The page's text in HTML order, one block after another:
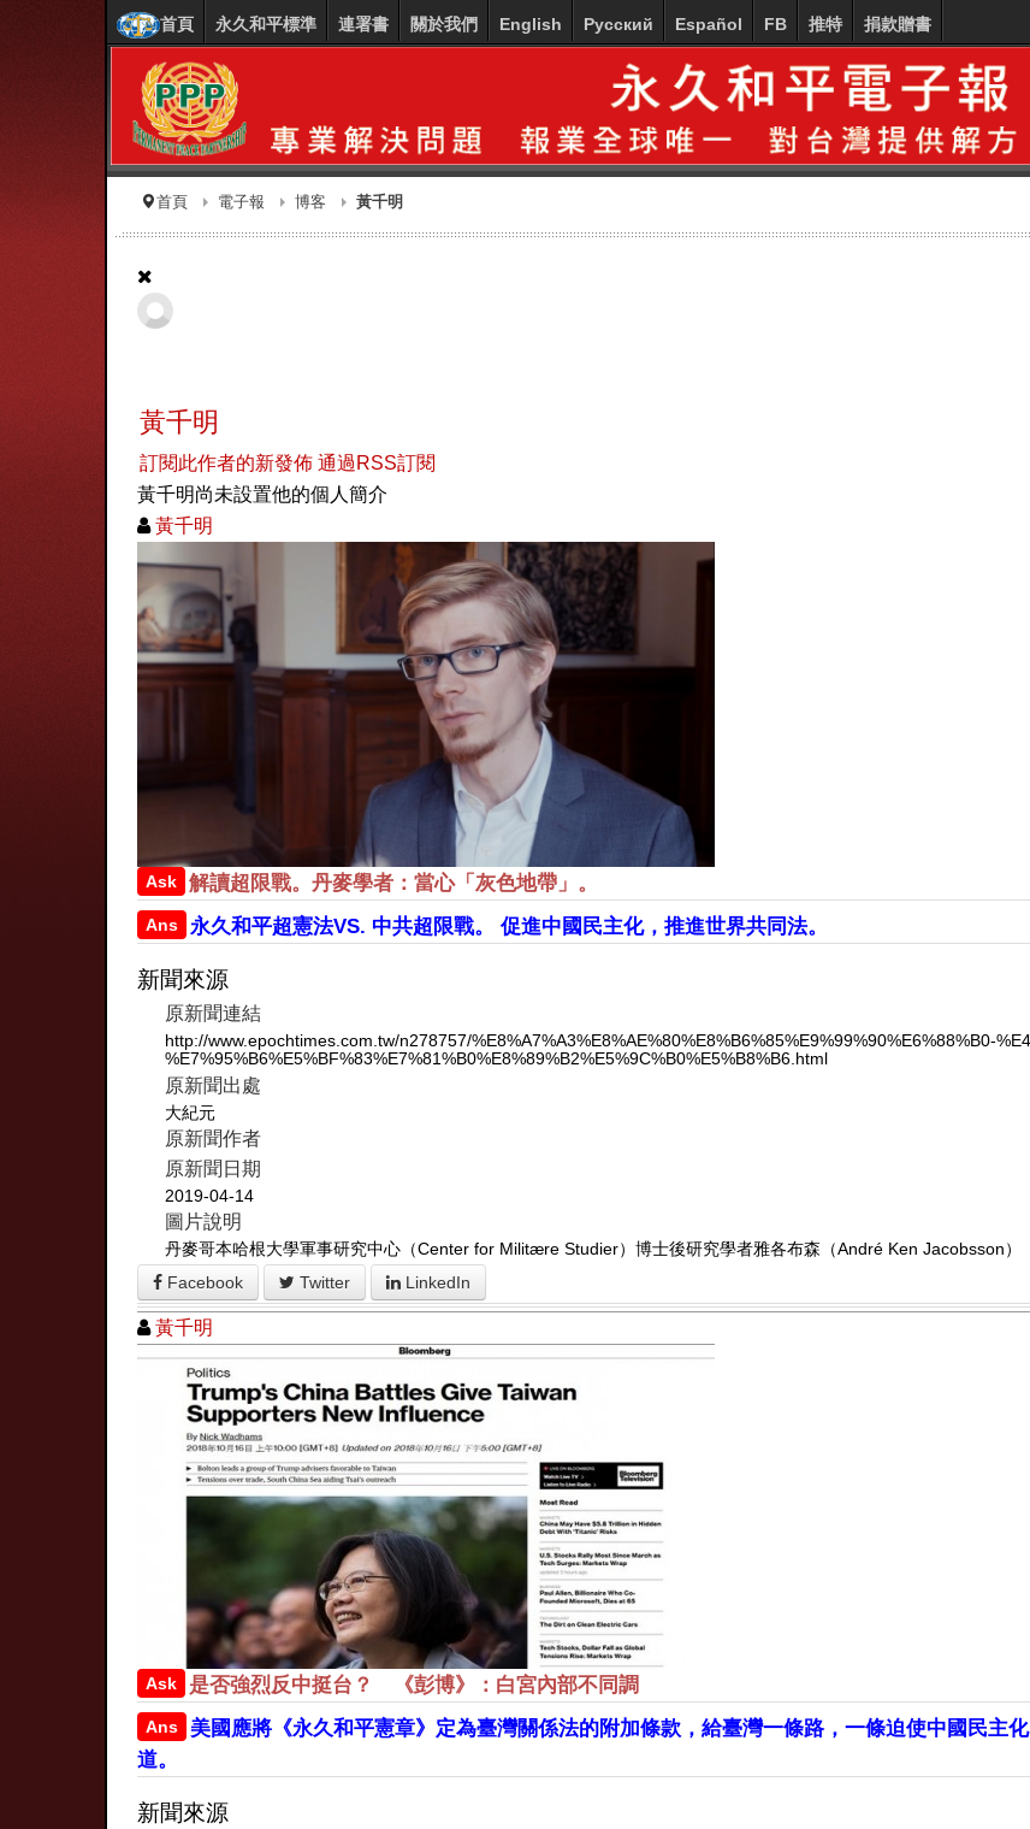
首頁 永久和平標準 連署書 關於我們 English Русский Español FB 推特 捐款贈書
首頁 電子報 博客 黃千明
黃千明
訂閱此作者的新發佈 通過RSS訂閱
黃千明尚未設置他的個人簡介
黃千明
Ask 解讀超限戰。丹麥學者：當心「灰色地帶」。
Ans 永久和平超憲法VS. 中共超限戰。 促進中國民主化，推進世界共同法。
新聞來源
原新聞連結
http://www.epochtimes.com.tw/n278757/%E8%A7%A3%E8%AE%80%E8%B6%85%E9%99%90%E6%88%B0-
%E7%95%B6%E5%BF%83%E7%81%B0%E8%89%B2%E5%9C%B0%E5%B8%B6.html
原新聞出處
大紀元
原新聞作者
原新聞日期
2019-04-14
圖片說明
丹麥哥本哈根大學軍事研究中心（Center for Militære Studier）博士後研究學者雅各布森（André Ken Jacobsson）
Facebook
Twitter LinkedIn
黃千明
Ask 是否強烈反中挺台？ 《彭博》：白宮內部不同調
Ans
美國應將《永久和平憲章》定為臺灣關係法的附加條款，給臺灣一條路，一條迫使中國民主
道。
新聞來源